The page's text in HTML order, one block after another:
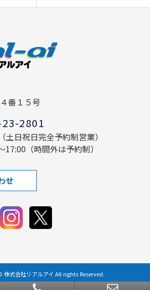
番１５号
2801
土日祝日完全予約制営業）
17:00（時間外は予約制）
せ
式会社リアルアイ All rights Reserved.
by 不動産クラウドオフィス